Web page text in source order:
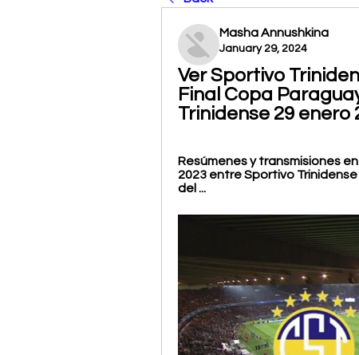
Masha Annushkina
January 29, 2024
Ver Sportivo
Final Copa
Trinidense 29 enero
Resúmenes y transmisiones
2023 entre Sportivo
del ...